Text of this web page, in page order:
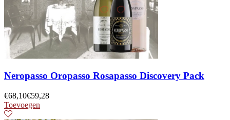
Neropasso Oropasso Rosapasso Discovery Pack
€68,10€59,28
Toevoegen